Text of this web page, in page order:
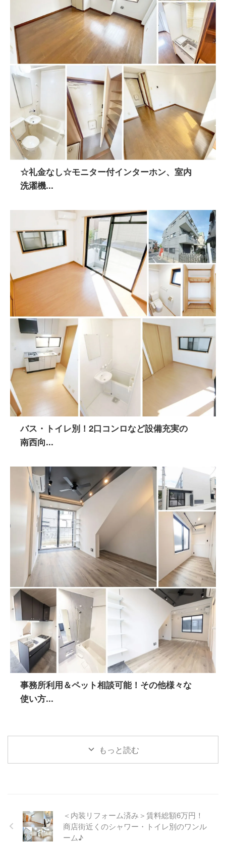
☆礼金なし☆モニター付インターホン、室内
洗濯機...
バス・トイレ別！2口コンロなど設備充実の
南西向...
事務所利用＆ペット相談可能！その他様々な
使い方...
もっと読む
＜内装リフォーム済み＞賃料総額6万円！
商店街近くのシャワー・トイレ別のワンル
ーム♪